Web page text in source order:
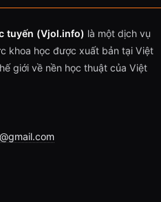
tuyến (Vjol.info) là một dịch vụ
khoa học được xuất bản tại Việt
giới về nền học thuật của Việt